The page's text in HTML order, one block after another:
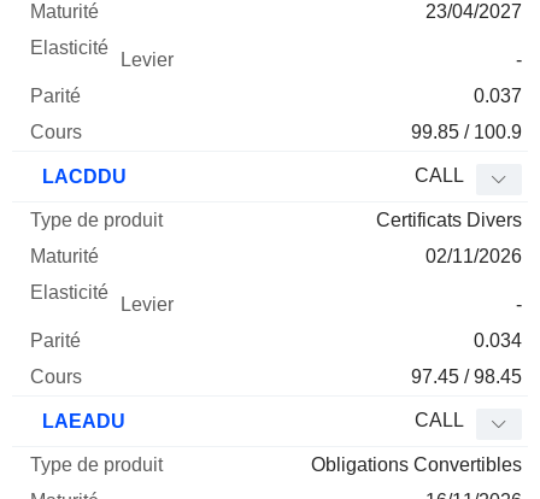
23/04/2027
-
0.037
99.85 / 100.9
LACDDU CALL
Certificats Divers
02/11/2026
-
0.034
97.45 / 98.45
LAEADU CALL
Obligations Convertibles